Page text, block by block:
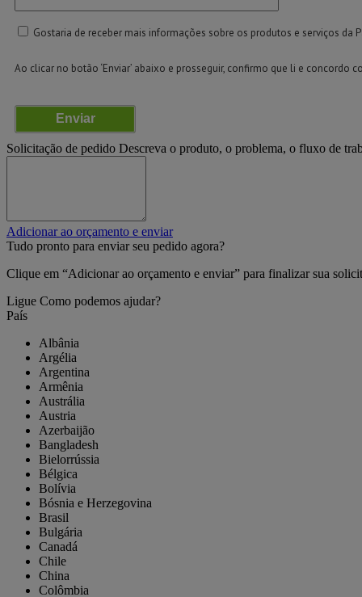
Gostaria de receber mais informações sobre os produtos e serviços
Ao clicar no botão ‘Enviar’ abaixo e prosseguir, confirmo que li e concordo
Enviar
Solicitação de pedido Descreva o produto, o problema, o fluxo de
Adicionar ao orçamento e enviar
Tudo pronto para enviar seu pedido agora?
Clique em “Adicionar ao orçamento e enviar” para finalizar sua
Ligue Como podemos ajudar?
País
Albânia
Argélia
Argentina
Armênia
Austrália
Austria
Azerbaijão
Bangladesh
Bielorrússia
Bélgica
Bolívia
Bósnia e Herzegovina
Brasil
Bulgária
Canadá
Chile
China
Colômbia